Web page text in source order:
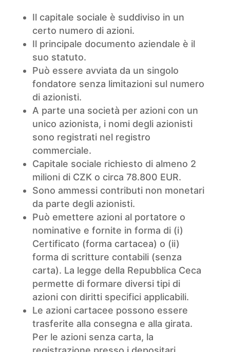
Il capitale sociale è suddiviso in un
certo numero di azioni.
Il principale documento aziendale è il
suo statuto.
Può essere avviata da un singolo
fondatore senza limitazioni sul numero
di azionisti.
A parte una società per azioni con un
unico azionista, i nomi degli azionisti
sono registrati nel registro
commerciale.
Capitale sociale richiesto di almeno 2
milioni di CZK o circa 78.800 EUR.
Sono ammessi contributi non monetari
da parte degli azionisti.
Può emettere azioni al portatore o
nominative e fornite in forma di (i)
Certificato (forma cartacea) o (ii)
forma di scritture contabili (senza
carta). La legge della Repubblica Ceca
permette di formare diversi tipi di
azioni con diritti specifici applicabili.
Le azioni cartacee possono essere
trasferite alla consegna e alla girata.
Per le azioni senza carta, la